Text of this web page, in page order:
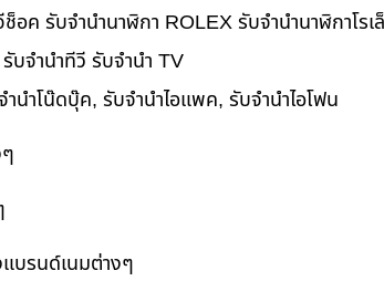
ค รับจำนำนาฬิกา ROLEX รับจำนำนาฬิกาโรเ
บจำนำทีวี รับจำนำ TV
ำโน๊ดบุ๊ค, รับจำนำไอแพค, รับจำนำไอโฟน
บรนด์เนมต่างๆ